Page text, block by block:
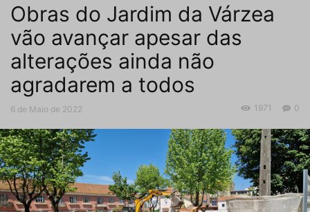
Obras do Jardim da Várzea
vão avançar apesar das
alterações ainda não
agradarem a todos
6 de Maio de 2022 0
1971